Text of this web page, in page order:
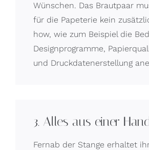
Wünschen. Das Brautpaar
für die Papeterie kein
how, wie zum Beispiel die
Designprogramme,
und Druckdatenerstellung
3. Alles aus einer
Fernab der Stange erhaltet